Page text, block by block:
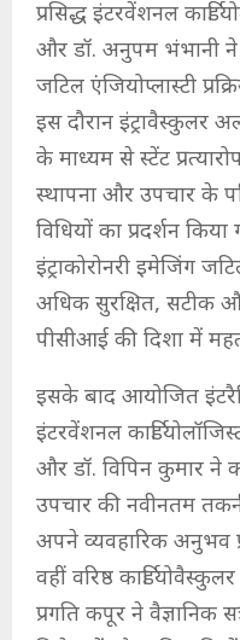
प्रसिद्ध इंटरवेंशनल
और डॉ. अनुपम भंभानी
जटिल एंजियोप्लास्टी
इस दौरान इंट्रावैस्कुलर
के माध्यम से स्टेंट
स्थापना और उपचार के
विधियों का प्रदर्शन
इंट्राकोरोनरी इमेजिंग
अधिक सुरक्षित, सटीक
पीसीआई की दिशा में
इसके बाद आयोजित
इंटरवेंशनल
और डॉ. विपिन कुमार ने
उपचार की नवीनतम
अपने व्यवहारिक अनुभव
वहीं वरिष्ठ
प्रगति कपूर ने वैज्ञानिक